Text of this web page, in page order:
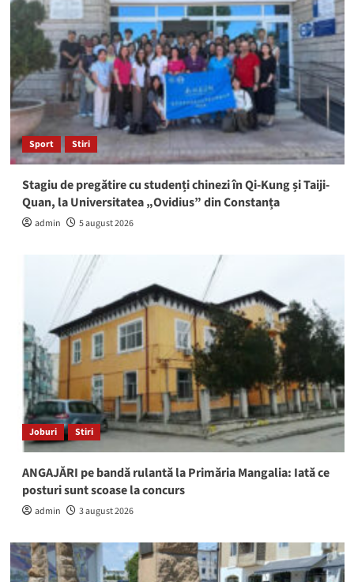
Sport Stiri
Stagiu de pregătire cu studenți chinezi în Qi-Kung și Taiji-
Quan, la Universitatea „Ovidius” din Constanța
admin 5 august 2026
Joburi Stiri
ANGAJĂRI pe bandă rulantă la Primăria Mangalia: Iată ce
posturi sunt scoase la concurs
admin 3 august 2026